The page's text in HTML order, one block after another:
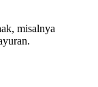
misalnya